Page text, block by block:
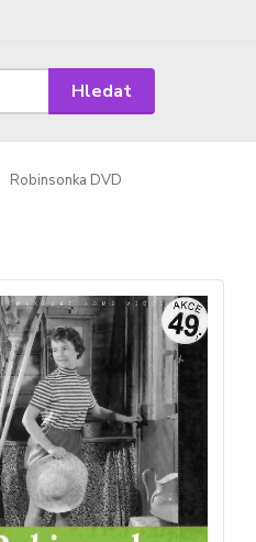
Hledat
Robinsonka DVD